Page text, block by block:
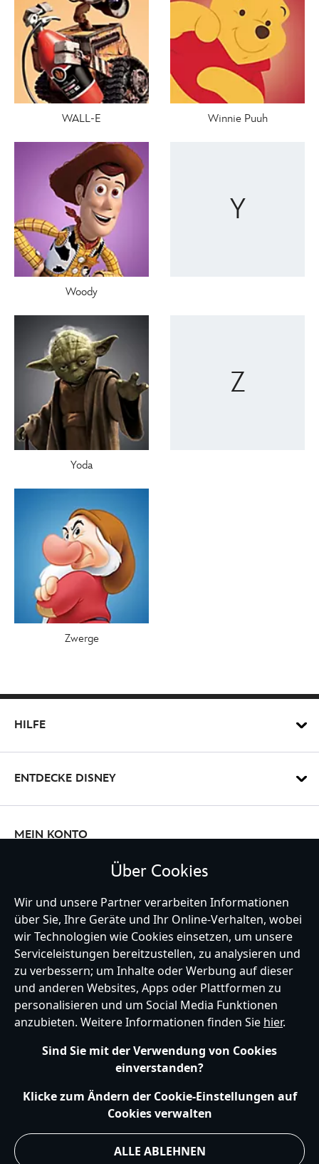
WALL-E Winnie Puuh
Woody
Y
Yoda
Z
Zwerge
HILFE
ENTDECKE DISNEY
MEIN KONTO
Germany
Richtlinien für Cookies
EU Datenschutzhinweis
Impressum
Allgemeine Verkaufsbedingungen
Accessibility
Über Cookies
Wir und unsere Partner verarbeiten Informationen
über Sie, Ihre Geräte und Ihr Online-Verhalten, wobei
wir Technologien wie Cookies einsetzen, um unsere
Serviceleistungen bereitzustellen, zu analysieren und
zu verbessern; um Inhalte oder Werbung auf dieser
und anderen Websites, Apps oder Plattformen zu
personalisieren und um Social Media Funktionen
anzubieten. Weitere Informationen finden Sie hier.
Sind Sie mit der Verwendung von Cookies
einverstanden?
Klicke zum Ändern der Cookie-Einstellungen auf
Cookies verwalten
ALLE ABLEHNEN